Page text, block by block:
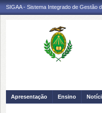
SIGAA - Sistema Integrado de Gestão
Apresentação Ensino